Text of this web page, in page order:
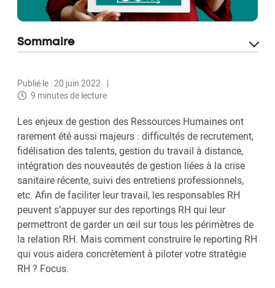
Publié le : 20 juin 2022
9 minutes de lecture
Les enjeux de gestion des Ressources Humaines ont
rarement été aussi majeurs : difficultés de recrutement,
fidélisation des talents, gestion du travail à distance,
intégration des nouveautés de gestion liées à la crise
sanitaire récente, suivi des entretiens professionnels,
etc. Afin de faciliter leur travail, les responsables RH
peuvent s’appuyer sur des reportings RH qui leur
permettront de garder un œil sur tous les périmètres de
la relation RH. Mais comment construire le reporting RH
qui vous aidera concrètement à piloter votre stratégie
RH ? Focus.
Sommaire